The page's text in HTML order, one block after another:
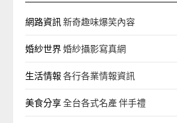
網路資訊 新奇趣味爆笑內容
婚紗世界婚紗攝影寫真網
生活情報 各行各業情報資訊
美食分享全台各式名產 伴手禮